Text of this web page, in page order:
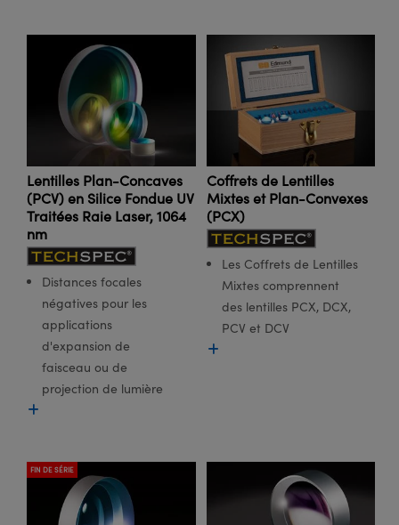
Lentilles Plan-Concaves
(PCV) en Silice Fondue UV
Traitées Raie Laser, 1064
nm
Distances focales
négatives pour les
applications
d'expansion de
faisceau ou de
projection de lumière
Coffrets de Lentilles
Mixtes et Plan-Convexes
(PCX)
Les Coffrets de Lentilles
Mixtes comprennent
des lentilles PCX, DCX,
PCV et DCV
FIN DE SÉRIE